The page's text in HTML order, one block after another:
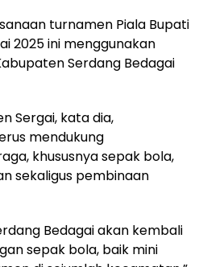
turnamen Piala Bupati
2025 ini menggunakan
Serdang Bedagai
Sergai, kata dia,
mendukung
khususnya sepak bola,
sekaligus pembinaan
Bedagai akan kembali
sepak bola, baik mini